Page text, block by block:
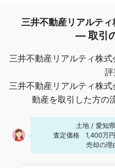
三井不動産リアルテ
― 取引
三井不動産リアルティ株
評
三井不動産リアルティ株
動産を取引した方の
土地 / 愛知
査定価格
1,400万円
売却の理